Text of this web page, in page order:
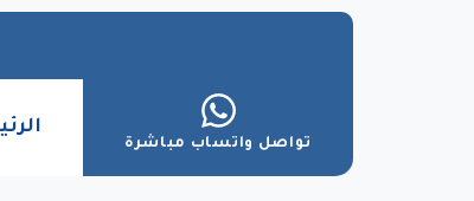
تواصل واتساب مباشرة